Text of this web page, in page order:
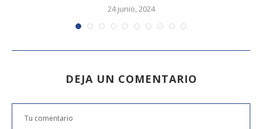
24 junio, 2024
DEJA UN COMENTARIO